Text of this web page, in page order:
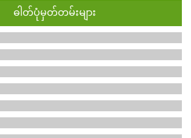
ဓါတ်ပုံမှတ်တမ်းများ